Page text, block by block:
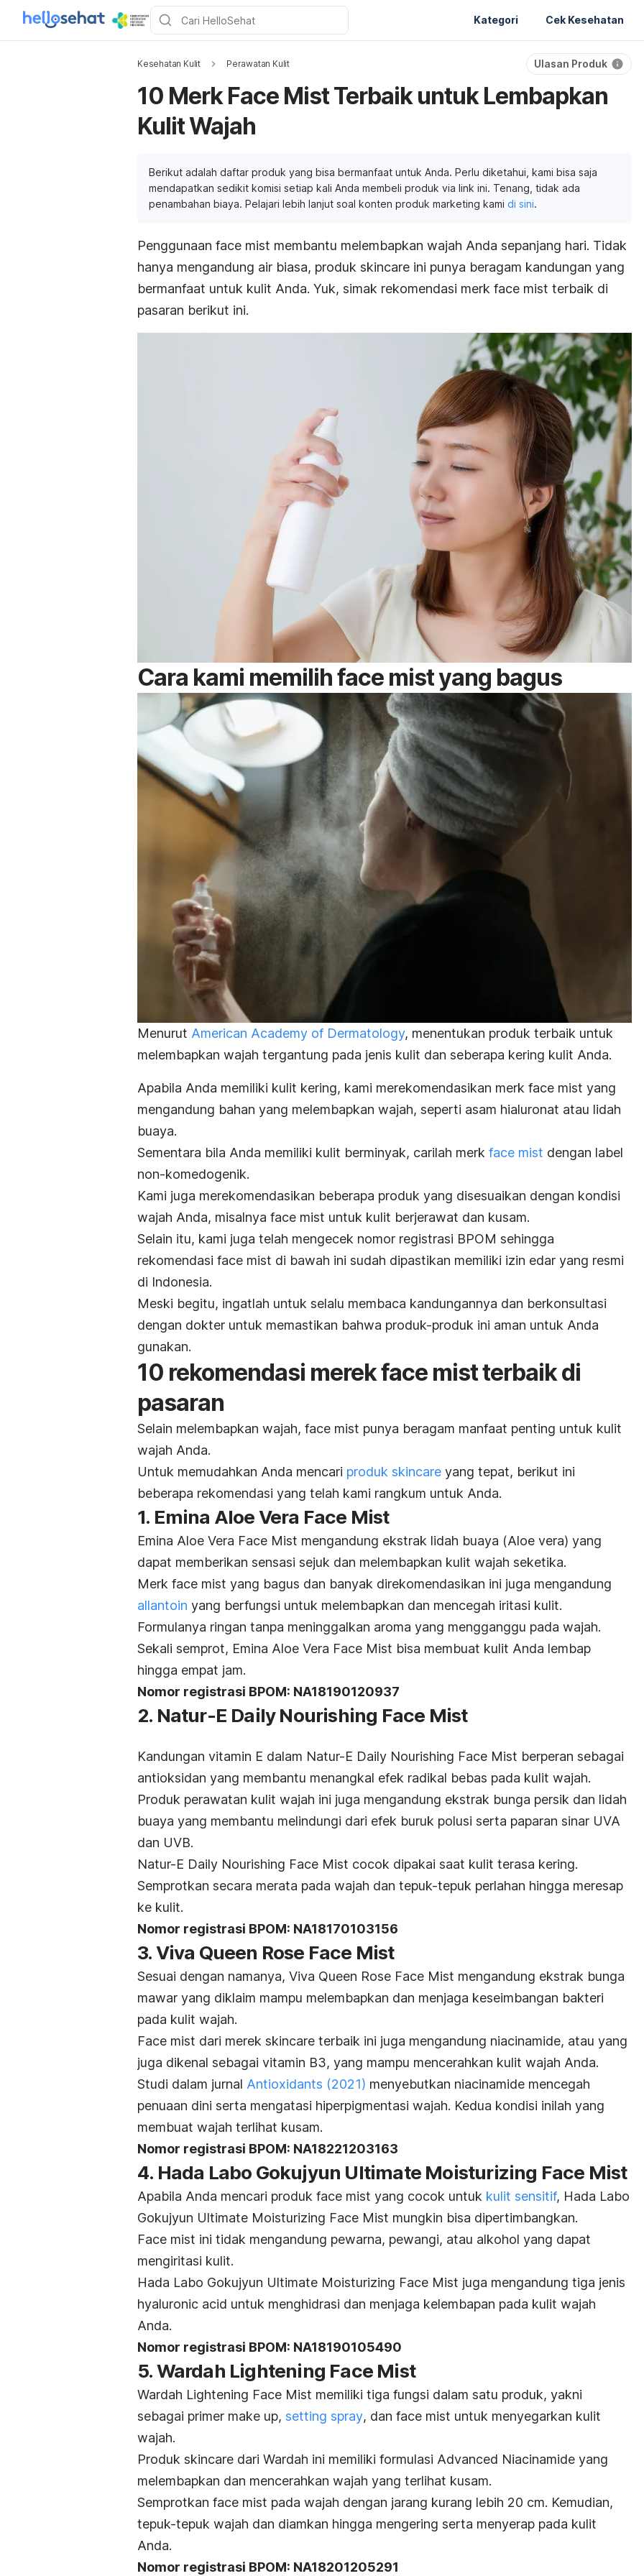
Kategori Cek Kesehatan
Kesehatan Kulit Perawatan Kulit Ulasan Produk
10 Merk Face Mist Terbaik untuk Lembapkan
Kulit Wajah
Berikut adalah daftar produk yang bisa bermanfaat untuk Anda. Perlu diketahui, kami bisa saja
mendapatkan sedikit komisi setiap kali Anda membeli produk via link ini. Tenang, tidak ada
penambahan biaya. Pelajari lebih lanjut soal konten produk marketing kami di sini.
Penggunaan face mist membantu melembapkan wajah Anda sepanjang hari. Tidak
hanya mengandung air biasa, produk skincare ini punya beragam kandungan yang
bermanfaat untuk kulit Anda. Yuk, simak rekomendasi merk face mist terbaik di
pasaran berikut ini.
Cara kami memilihface mistyang bagus
Menurut American Academy of Dermatology, menentukan produk terbaik untuk
melembapkan wajah tergantung pada jenis kulit dan seberapa kering kulit Anda.
Apabila Anda memiliki kulit kering, kami merekomendasikan merk face mist yang
mengandung bahan yang melembapkan wajah, seperti asam hialuronat atau lidah
buaya.
Sementara bila Anda memiliki kulit berminyak, carilah merk face mist dengan label
non-komedogenik.
Kami juga merekomendasikan beberapa produk yang disesuaikan dengan kondisi
wajah Anda, misalnya face mist untuk kulit berjerawat dan kusam.
Selain itu, kami juga telah mengecek nomor registrasi BPOM sehingga
rekomendasi face mist di bawah ini sudah dipastikan memiliki izin edar yang resmi
di Indonesia.
Meski begitu, ingatlah untuk selalu membaca kandungannya dan berkonsultasi
dengan dokter untuk memastikan bahwa produk-produk ini aman untuk Anda
gunakan.
10 rekomendasi merekface mistterbaik di
pasaran
Selain melembapkan wajah, face mist punya beragam manfaat penting untuk kulit
wajah Anda.
Untuk memudahkan Anda mencari produk skincare yang tepat, berikut ini
beberapa rekomendasi yang telah kami rangkum untuk Anda.
1. Emina Aloe Vera Face Mist
Emina Aloe Vera Face Mist mengandung ekstrak lidah buaya (Aloe vera) yang
dapat memberikan sensasi sejuk dan melembapkan kulit wajah seketika.
Merk face mist yang bagus dan banyak direkomendasikan ini juga mengandung
allantoin yang berfungsi untuk melembapkan dan mencegah iritasi kulit.
Formulanya ringan tanpa meninggalkan aroma yang mengganggu pada wajah.
Sekali semprot, Emina Aloe Vera Face Mist bisa membuat kulit Anda lembap
hingga empat jam.
Nomor registrasi BPOM: NA18190120937
2. Natur-E Daily Nourishing Face Mist
Kandungan vitamin E dalam Natur-E Daily Nourishing Face Mist berperan sebagai
antioksidan yang membantu menangkal efek radikal bebas pada kulit wajah.
Produk perawatan kulit wajah ini juga mengandung ekstrak bunga persik dan lidah
buaya yang membantu melindungi dari efek buruk polusi serta paparan sinar UVA
dan UVB.
Natur-E Daily Nourishing Face Mist cocok dipakai saat kulit terasa kering.
Semprotkan secara merata pada wajah dan tepuk-tepuk perlahan hingga meresap
ke kulit.
Nomor registrasi BPOM: NA18170103156
3. Viva Queen Rose Face Mist
Sesuai dengan namanya, Viva Queen Rose Face Mist mengandung ekstrak bunga
mawar yang diklaim mampu melembapkan dan menjaga keseimbangan bakteri
pada kulit wajah.
Face mist dari merek skincare terbaik ini juga mengandung niacinamide, atau yang
juga dikenal sebagai vitamin B3, yang mampu mencerahkan kulit wajah Anda.
Studi dalam jurnal Antioxidants (2021) menyebutkan niacinamide mencegah
penuaan dini serta mengatasi hiperpigmentasi wajah. Kedua kondisi inilah yang
membuat wajah terlihat kusam.
Nomor registrasi BPOM: NA18221203163
4. Hada Labo Gokujyun Ultimate Moisturizing Face Mist
Apabila Anda mencari produk face mist yang cocok untuk kulit sensitif, Hada Labo
Gokujyun Ultimate Moisturizing Face Mist mungkin bisa dipertimbangkan.
Face mist ini tidak mengandung pewarna, pewangi, atau alkohol yang dapat
mengiritasi kulit.
Hada Labo Gokujyun Ultimate Moisturizing Face Mist juga mengandung tiga jenis
hyaluronic acid untuk menghidrasi dan menjaga kelembapan pada kulit wajah
Anda.
Nomor registrasi BPOM: NA18190105490
5. Wardah Lightening Face Mist
Wardah Lightening Face Mist memiliki tiga fungsi dalam satu produk, yakni
sebagai primer make up, setting spray, dan face mist untuk menyegarkan kulit
wajah.
Produk skincare dari Wardah ini memiliki formulasi Advanced Niacinamide yang
melembapkan dan mencerahkan wajah yang terlihat kusam.
Semprotkan face mist pada wajah dengan jarang kurang lebih 20 cm. Kemudian,
tepuk-tepuk wajah dan diamkan hingga mengering serta menyerap pada kulit
Anda.
Nomor registrasi BPOM: NA18201205291